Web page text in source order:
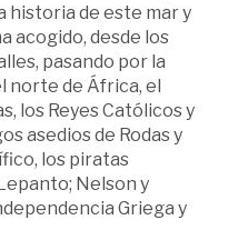
historia de este mar y
acogido, desde los
pasando por la
norte de África, el
los Reyes Católicos y
asedios de Rodas y
los piratas
Nelson y
Griega y